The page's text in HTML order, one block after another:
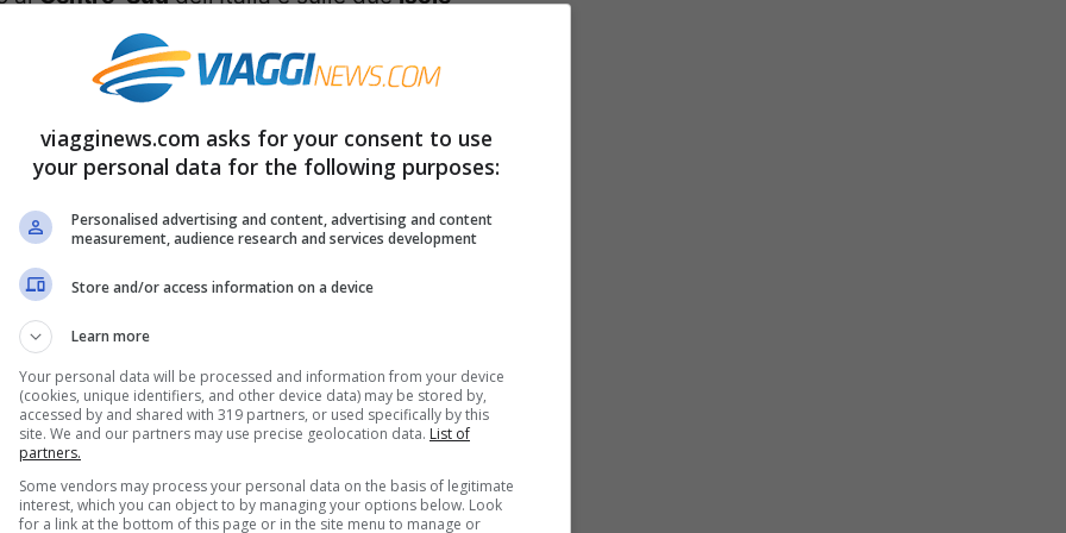
massime che potrebbero raggiungere i
per il periodo in questione.
questo vasto campo di alta pressione che
le
condizioni saranno particolarmente
dove, specie dopo il tramonto e nelle prime
di nebbia.
alcune coste italiane: ad esempio sulla
di quello che tecnicamente viene
viagginews.com asks for your consent to use
your personal data for the following purposes:
Personalised advertising and content, advertising and content
measurement, audience research and services development
Store and/or access information on a device
Learn more
Your personal data will be processed and information from your device
(cookies, unique identifiers, and other device data) may be stored by,
accessed by and shared with 319 partners, or used specifically by this
site. We and our partners may use precise geolocation data. List of
partners.
Some vendors may process your personal data on the basis of legitimate
interest, which you can object to by managing your options below. Look
for a link at the bottom of this page or in the site menu to manage or